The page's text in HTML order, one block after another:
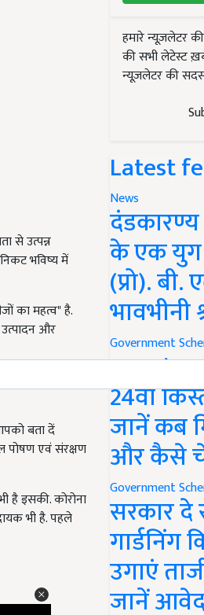
से उत्पन्न
भविष्य में
का महत्व" है.
और
आयोजित
बता दें
पोषण एवं संरक्षण
है इसकी. कोरोना
भी है. पहले
हमारे न्यूज़लेटर
की सभी लेटेस्ट
न्यूज़लेटर की
Latest
News
दंडकारण्य
के एक युग
(प्रो).
भावभीनी
Government
PM
24वीं
जानें कब
और कैसे
Government
सरकार दे
उगाएं
जानें